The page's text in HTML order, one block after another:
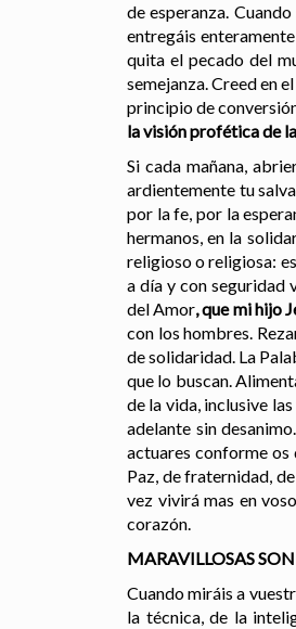
de esperanza.
entregáis
quita el pecado del
semejanza. Creed en
principio de
la visión profética de
Si cada mañana,
ardientemente tu
por la fe, por la
hermanos, en la
religioso o religiosa:
a día y con seguridad
del Amor, que mi hijo
con los hombres.
de solidaridad. La
que lo buscan.
de la vida, inclusive
adelante sin desanimo.
actuares conforme os
Paz, de fraternidad,
vez vivirá mas en
corazón.
MARAVILLOSAS
Cuando miráis a
la técnica, de la